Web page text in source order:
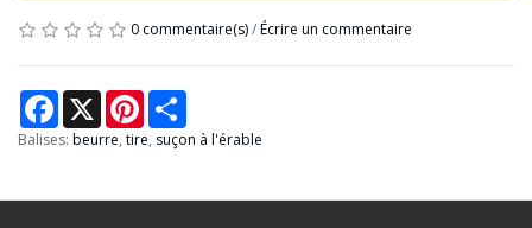
0 commentaire(s)/Écrire un commentaire
Facebook
X Pinterest
Balises: beurre, tire, suçon à l'érable